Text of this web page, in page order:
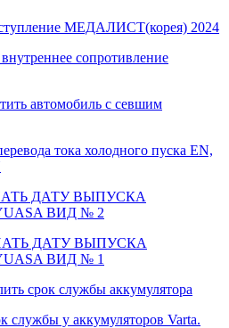
МЕДАЛИСТ(корея) 2024
сопротивление
автомобиль с севшим
тока холодного пуска EN,
ДАТУ ВЫПУСКА
ВИД № 2
ДАТУ ВЫПУСКА
ВИД № 1
срок службы аккумулятора
службы у аккумуляторов Varta.